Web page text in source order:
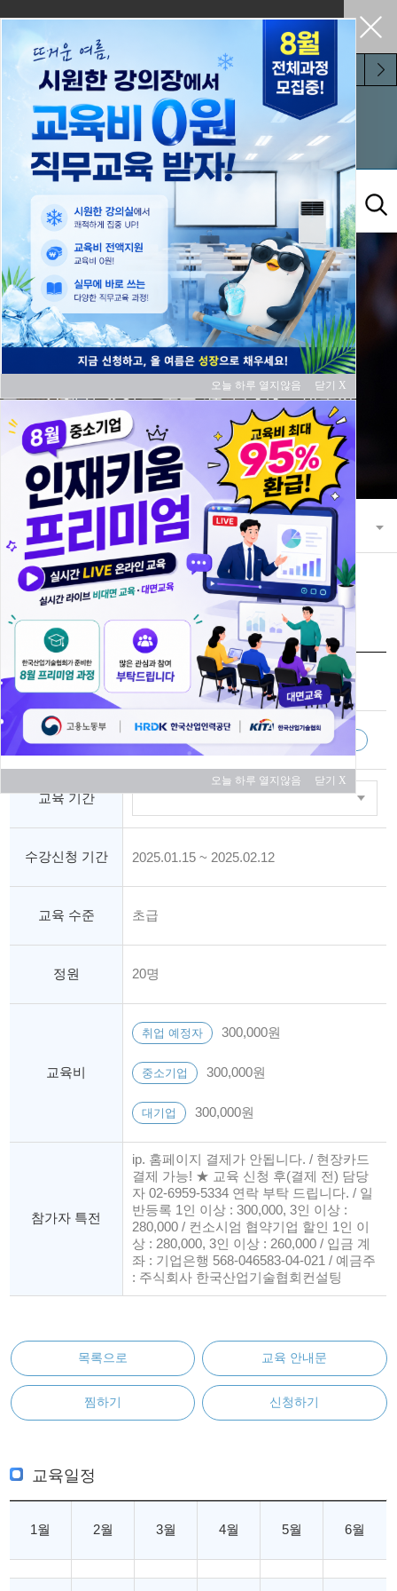
펼쳐두기
교육과정
21세기 초일류 꿈을 키워 나가는 한국산
업기술협회
교육과정 교육 과정 안내
교육신청
과정명 UG NX를 활용한 스마트팩토리
교육 대상 취업 예정자 대기업
교육 기간
수강신청 기간 2025.01.15 ~ 2025.02.12
교육 수준 초급
정원 20명
교육비
취업 예정자 300,000원
중소기업 300,000원
대기업 300,000원
참가자 특전
ip. 홈페이지 결제가 안됩니다. / 현장카드
결제 가능! ★ 교육 신청 후(결제 전) 담당
자 02-6959-5334 연락 부탁 드립니다. / 일
반등록 1인 이상 : 300,000, 3인 이상 :
280,000 / 컨소시엄 협약기업 할인 1인 이
상 : 280,000, 3인 이상 : 260,000 / 입금 계
좌 : 기업은행 568-046583-04-021 / 예금주
: 주식회사 한국산업기술협회컨설팅
목록으로 교육 안내문
찜하기 신청하기
교육일정
1월 2월 3월 4월 5월 6월
오늘 하루 열지않음 닫기 X
오늘 하루 열지않음 닫기 X